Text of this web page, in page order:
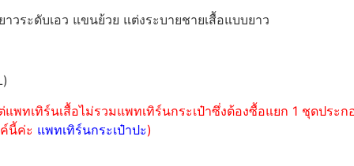
ระดับเอว แขนย้วย แต่งระบายชายเสื้อแบบยาว
พทเทิร์นเสื้อไม่รวมแพทเทิร์นกระเป๋าซึ่งต้องซื้อแยก 1 ชุดประก
นี้ค่ะ แพทเทิร์นกระเป๋าปะ)